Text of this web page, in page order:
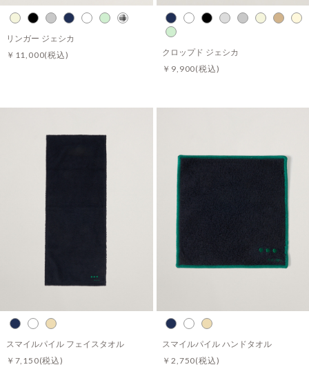
リンガー ジェシカ
￥11,000(税込) クロップド ジェシカ
￥9,900(税込)
スマイルパイル フェイスタオル
￥7,150(税込)
スマイルパイル ハンドタオル
￥2,750(税込)